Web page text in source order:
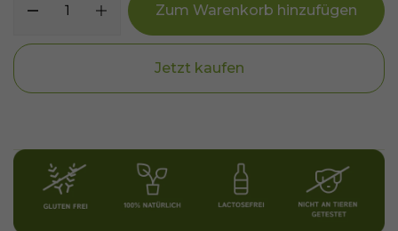
Zum Warenkorb hinzufügen
Jetzt kaufen